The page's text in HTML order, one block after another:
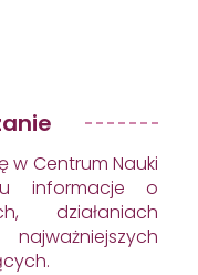
w Centrum Nauki
informacje o
działaniach